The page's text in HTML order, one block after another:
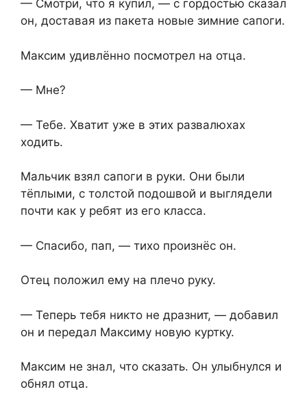
— Смотри, что я купил, — с гордостью сказал
он, доставая из пакета новые зимние сапоги.
Максим удивлённо посмотрел на отца.
— Мне?
— Тебе. Хватит уже в этих развалюхах
ходить.
Мальчик взял сапоги в руки. Они были
тёплыми, с толстой подошвой и выглядели
почти как у ребят из его класса.
— Спасибо, пап, — тихо произнёс он.
Отец положил ему на плечо руку.
— Теперь тебя никто не дразнит, — добавил
он и передал Максиму новую куртку.
Максим не знал, что сказать. Он улыбнулся и
обнял отца.